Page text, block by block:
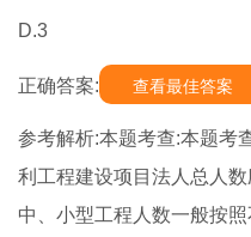
D.3
正确答案: 查看最佳答案
参考解析:本题考查:本题考
利工程建设项目法人总人
中、小型工程人数一般按